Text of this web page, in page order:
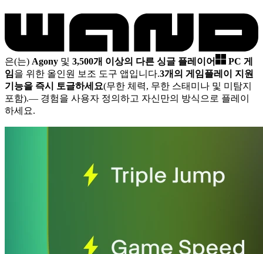
은(는) Agony 및 3,500개 이상의 다른 싱글 플레이어
PC 게
임을 위한 올인원 보조 도구 앱입니다.3개의 게임플레이 지원
기능을 즉시 토글하세요(무한 체력, 무한 스태미나 및 미탐지
포함).— 경험을 사용자 정의하고 자신만의 방식으로 플레이
하세요.